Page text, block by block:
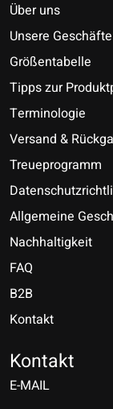
Über uns
Unsere Geschäfte
Größentabelle
Tipps zur
Terminologie
Versand &
Treueprogramm
Allgemeine
Nachhaltigkeit
FAQ
B2B
Kontakt
Kontakt
E-MAIL